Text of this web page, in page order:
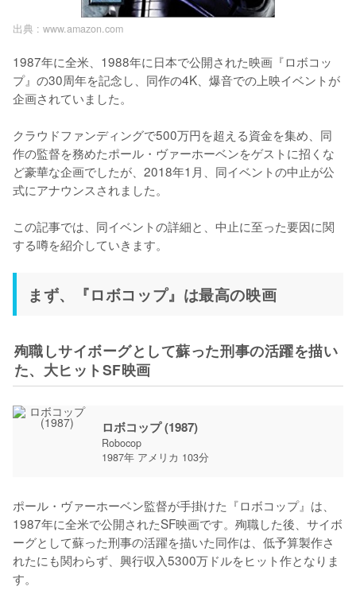
出典 : www.amazon.com
1987年に全米、1988年に日本で公開された映画『ロボコッ
プ』の30周年を記念し、同作の4K、爆音での上映イベントが
企画されていました。
クラウドファンディングで500万円を超える資金を集め、同
作の監督を務めたポール・ヴァーホーベンをゲストに招くな
ど豪華な企画でしたが、2018年1月、同イベントの中止が公
式にアナウンスされました。
この記事では、同イベントの詳細と、中止に至った要因に関
する噂を紹介していきます。
まず、『ロボコップ』は最高の映画
殉職しサイボーグとして蘇った刑事の活躍を描い
た、大ヒットSF映画
ロボコップ (1987)
Robocop
1987年 アメリカ 103分
ポール・ヴァーホーベン監督が手掛けた『ロボコップ』は、
1987年に全米で公開されたSF映画です。殉職した後、サイボ
ーグとして蘇った刑事の活躍を描いた同作は、低予算製作さ
れたにも関わらず、興行収入5300万ドルをヒット作となりま
す。